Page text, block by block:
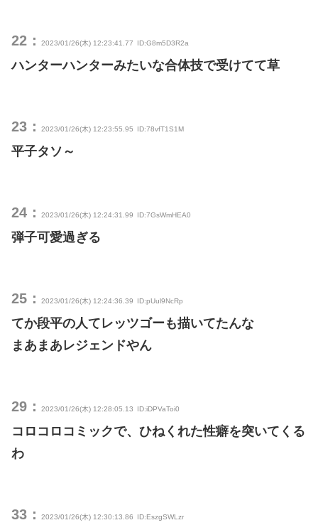
22： 2023/01/26(木) 12:23:41.77 ID:G8m5D3R2a
ハンターハンターみたいな合体技で受けてて草
23： 2023/01/26(木) 12:23:55.95 ID:78vfT1S1M
平子タソ～
24： 2023/01/26(木) 12:24:31.99 ID:7GsWmHEA0
弾子可愛過ぎる
25： 2023/01/26(木) 12:24:36.39 ID:pUul9NcRp
てか段平の人てレッツゴーも描いてたんな
まあまあレジェンドやん
29： 2023/01/26(木) 12:28:05.13 ID:iDPVaToi0
コロコロコミックで、ひねくれた性癖を突いてくる
わ
33： 2023/01/26(木) 12:30:13.86 ID:EszgSWLzr